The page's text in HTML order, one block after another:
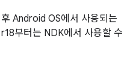
Android OS에서 사용되는
부터는 NDK에서 사용할 수